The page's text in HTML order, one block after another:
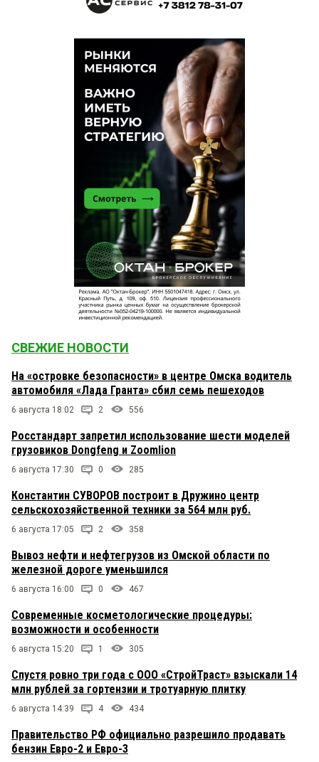
СВЕЖИЕ НОВОСТИ
На «островке безопасности» в центре Омска водитель
автомобиля «Лада Гранта» сбил семь пешеходов
6 августа 18:02 2 556
Росстандарт запретил использование шести моделей
грузовиков Dongfeng и Zoomlion
6 августа 17:30 0 285
Константин СУВОРОВ построит в Дружино центр
сельскохозяйственной техники за 564 млн руб.
6 августа 17:05 2 358
Вывоз нефти и нефтегрузов из Омской области по
железной дороге уменьшился
6 августа 16:00 0 467
Современные косметологические процедуры:
возможности и особенности
6 августа 15:20 1 305
Спустя ровно три года с ООО «СтройТраст» взыскали 14
млн рублей за гортензии и тротуарную плитку
6 августа 14:39 4 434
Правительство РФ официально разрешило продавать
бензин Евро-2 и Евро-3